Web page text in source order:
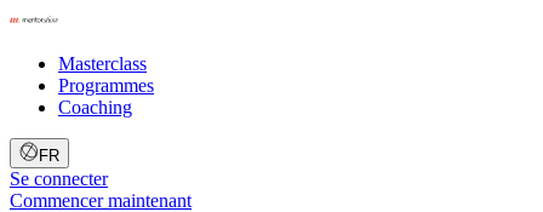
Masterclass
Programmes
Coaching
FR
Se connecter
Commencer maintenant